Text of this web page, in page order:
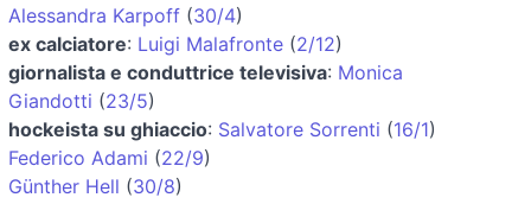
Alessandra Karpoff (30/4)
ex calciatore: Luigi Malafronte (2/12)
giornalista e conduttrice televisiva: Monica
Giandotti (23/5)
hockeista su ghiaccio: Salvatore Sorrenti (16/1)
Federico Adami (22/9)
Günther Hell (30/8)